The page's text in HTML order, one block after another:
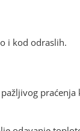
i kod odraslih.
praćenja